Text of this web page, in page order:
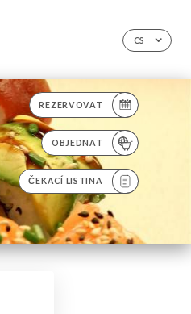
CS
REZERVOVAT
OBJEDNAT
ČEKACÍ LISTINA